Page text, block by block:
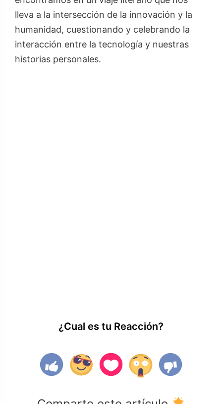
lleva a la intersección de la innovación y la
humanidad, cuestionando y celebrando la
interacción entre la tecnología y nuestras
historias personales.
¿Cual es tu Reacción?